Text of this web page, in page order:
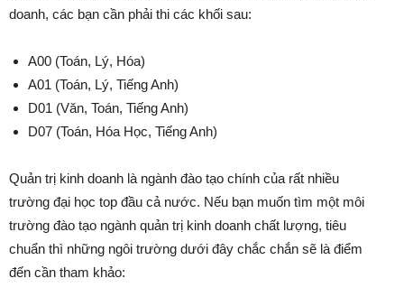
doanh, các bạn cần phải thi các khối sau:
A00 (Toán, Lý, Hóa)
A01 (Toán, Lý, Tiếng Anh)
D01 (Văn, Toán, Tiếng Anh)
D07 (Toán, Hóa Học, Tiếng Anh)
Quản trị kinh doanh là ngành đào tạo chính của rất nhiều
trường đại học top đầu cả nước. Nếu bạn muốn tìm một môi
trường đào tạo ngành quản trị kinh doanh chất lượng, tiêu
chuẩn thì những ngôi trường dưới đây chắc chắn sẽ là điểm
đến cần tham khảo: